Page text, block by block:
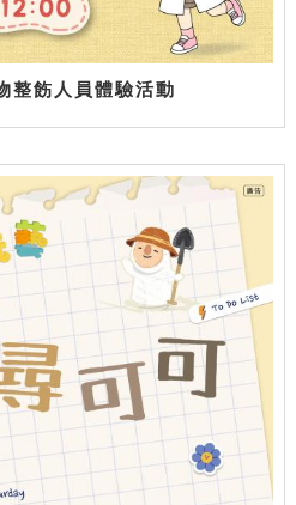
整飭人員體驗活動